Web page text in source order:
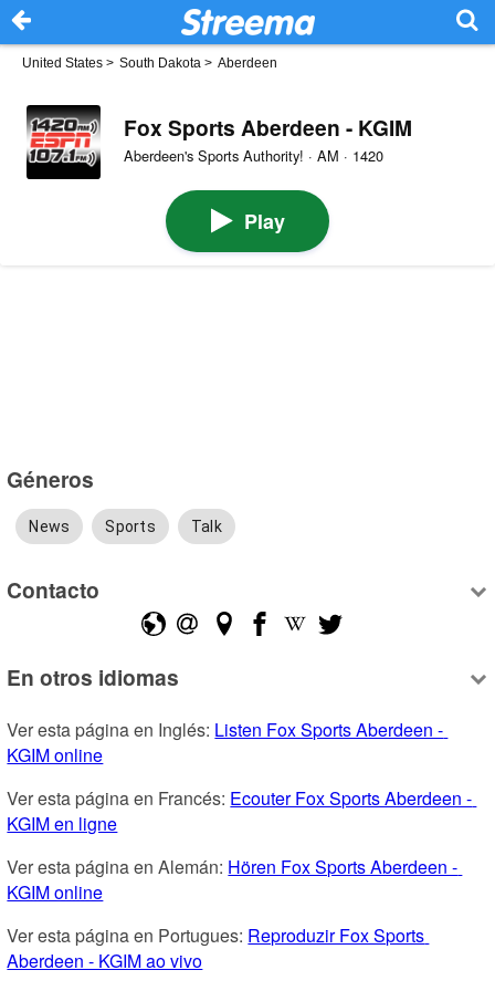
United States > South Dakota > Aberdeen
Fox Sports Aberdeen - KGIM
Aberdeen's Sports Authority! · AM · 1420
Play
Géneros
News Sports Talk
Contacto
En otros idiomas
Ver esta página en Inglés: Listen Fox Sports Aberdeen -
KGIM online
Ver esta página en Francés: Ecouter Fox Sports Aberdeen -
KGIM en ligne
Ver esta página en Alemán: Hören Fox Sports Aberdeen -
KGIM online
Ver esta página en Portugues: Reproduzir Fox Sports
Aberdeen - KGIM ao vivo